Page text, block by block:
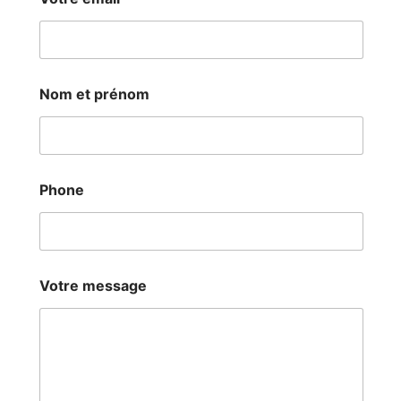
Nom et prénom
Phone
o
m
Votre message